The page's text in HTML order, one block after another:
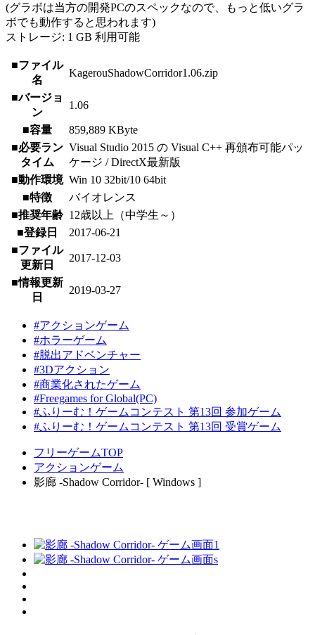
(グラボは当方の開発PCのスペックなので、もっと低いグラ
ボでも動作すると思われます)
ストレージ: 1 GB 利用可能
■ファイル
名
KagerouShadowCorridor1.06.zip
■バージョ
ン
1.06
■容量
859,889 KByte
■必要ラン
タイム
Visual Studio 2015 の Visual C++ 再頒布可能パッ
ケージ / DirectX最新版
■動作環境 Win 10 32bit/10 64bit
■特徴
バイオレンス
■推奨年齢 12歳以上（中学生～）
■登録日
2017-06-21
■ファイル
更新日
2017-12-03
■情報更新
日
2019-03-27
#アクションゲーム
#ホラーゲーム
#脱出アドベンチャー
#3Dアクション
#商業化されたゲーム
#Freegames for Global(PC)
#ふりーむ！ゲームコンテスト 第13回 参加ゲーム
#ふりーむ！ゲームコンテスト 第13回 受賞ゲーム
フリーゲームTOP
アクションゲーム
影廊 -Shadow Corridor- [ Windows ]